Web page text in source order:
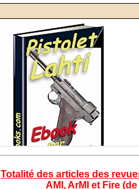
Totalité des articles des
AMI, ArMI et Fire